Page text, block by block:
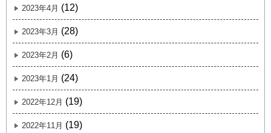
2023年4月 (12)
2023年3月 (28)
2023年2月 (6)
2023年1月 (24)
2022年12月 (19)
2022年11月 (19)